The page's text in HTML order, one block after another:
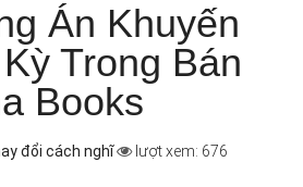
Án Khuyến
Trong Bán
Books
đổi cách nghĩ lượt xem: 676